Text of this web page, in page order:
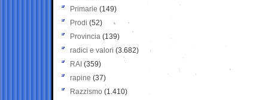
Primarie (149)
Prodi (52)
Provincia (139)
radici e valori (3.682)
RAI (359)
rapine (37)
Razzismo (1.410)